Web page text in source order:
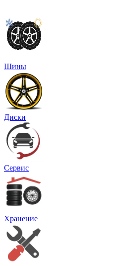
Шины
Диски
Сервис
Хранение